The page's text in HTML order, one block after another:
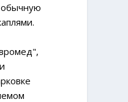
обычную